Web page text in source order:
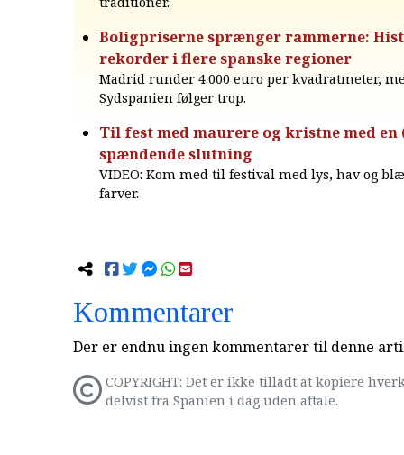
Boligpriserne sprænger rammerne:
rekorder i flere spanske regioner
Madrid runder 4.000 euro per kvadratmeter,
Sydspanien følger trop.
Til fest med maurere og kristne med
spændende slutning
VIDEO: Kom med til festival med lys, hav og
farver.
Kommentarer
Der er endnu ingen kommentarer til denne
COPYRIGHT: Det er ikke tilladt at kopiere
delvist fra Spanien i dag uden aftale.